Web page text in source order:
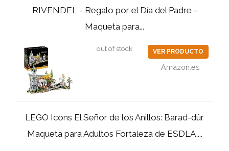
RIVENDEL - Regalo por el Día del Padre -
Maqueta para...
out of stock VER PRODUCTO
Amazon.es
LEGO Icons El Señor de los Anillos: Barad-dûr
Maqueta para Adultos Fortaleza de ESDLA,...